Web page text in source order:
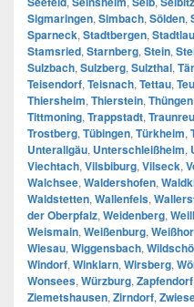
Sigmaringen, Simbach, Sölden,
Sparneck, Stadtbergen,
Stamsried, Starnberg, Stein,
Sulzbach, Sulzberg, Sulzthal,
Teisendorf, Teisnach, Tettau,
Thiersheim, Thierstein, Thüngen
Tittmoning, Trappstadt,
Trostberg, Tübingen, Türkheim,
Unterallgäu, Unterschleißheim,
Viechtach, Vilsbiburg, Vilseck,
Walchsee, Waldershofen,
Waldstetten, Wallenfels,
der Oberpfalz, Weidenberg,
Weismain, Weißenburg,
Wiesau, Wiggensbach,
Windorf, Winklarn, Wirsberg,
Wonsees, Würzburg, Zapfendorf
Ziemetshausen, Zirndorf,